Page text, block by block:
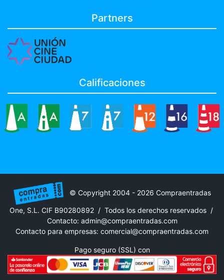
Partners
Calificaciones
© Copyright 2004 - 2026 Compraentradas
One, S.L. CIF B90280892 / Todos los derechos reservados /
Contacto: admin@compraentradas.com
Contacto para empresas: comercial@compraentradas.com
Pago seguro (SSL) con